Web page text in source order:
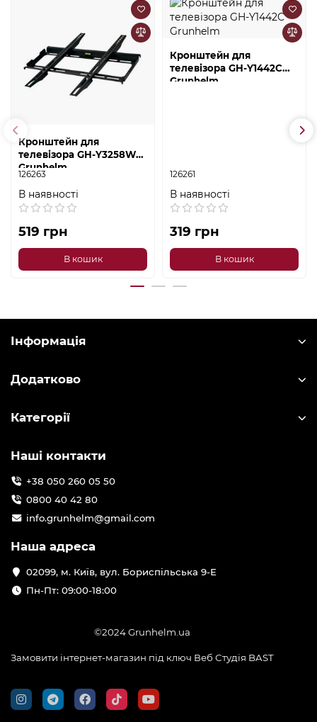
Кронштейн для
телевізора GH-Y3258W
Grunhelm
126263
В наявності
519 грн
В кошик
Кронштейн для
телевізора GH-Y1442C
Grunhelm
126261
В наявності
319 грн
В кошик
Інформація
Додатково
Категорії
Наші контакти
+38 050 260 05 50
0800 40 42 80
info.grunhelm@gmail.com
Наша адреса
02099, м. Київ, вул. Бориспільська 9-Е
Пн-Пт: 09:00-18:00
©2024 Grunhelm.ua
Замовити інтернет-магазин під ключ Веб Студія BAST